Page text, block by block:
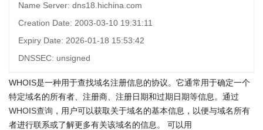
Name Server: dns18.hichina.com
Creation Date: 2003-03-10 19:31:11
Expiry Date: 2026-01-18 15:53:42
DNSSEC: unsigned
WHOIS是一种用于查找域名注册信息的协议。它通常用于确定一个
特定域名的所有者、注册商、注册日期和过期日期等信息。通过
WHOIS查询 ，用户可以获取关于域名的基本信息，以便与域名所有
者进行联系或了解更多有关该域名的信息。 可以用